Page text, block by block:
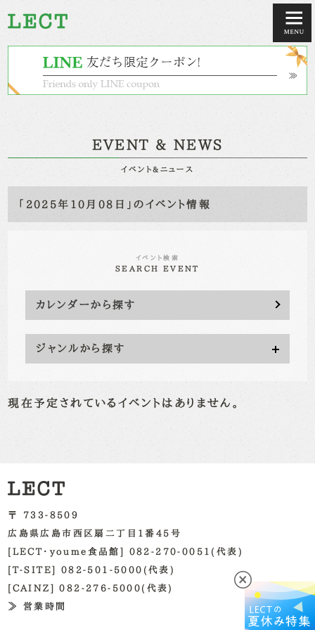
EVENT & NEWS
イベント&ニュース
「2025年10月08日」のイベント情報
イベント検索
SEARCH EVENT
カレンダーから探す
ジャンルから探す
現在予定されているイベントはありません。
〒 733-8509
広島県広島市西区扇二丁目1番45号
[LECT・youme食品館] 082-270-0051(代表)
[T-SITE] 082-501-5000(代表)
[CAINZ] 082-276-5000(代表)
≫ 営業時間